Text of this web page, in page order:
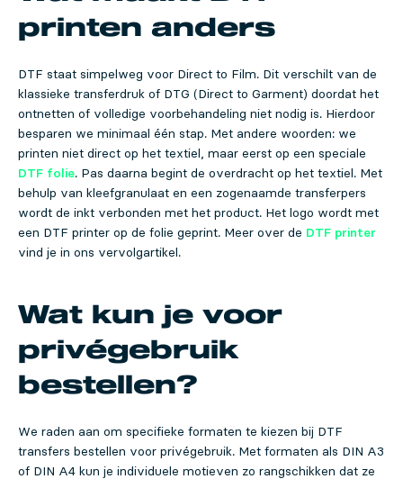
printen anders
DTF staat simpelweg voor Direct to Film. Dit verschilt van de
klassieke transferdruk of DTG (Direct to Garment) doordat het
ontnetten of volledige voorbehandeling niet nodig is. Hierdoor
besparen we minimaal één stap. Met andere woorden: we
printen niet direct op het textiel, maar eerst op een speciale
DTF folie. Pas daarna begint de overdracht op het textiel. Met
behulp van kleefgranulaat en een zogenaamde transferpers
wordt de inkt verbonden met het product. Het logo wordt met
een DTF printer op de folie geprint. Meer over de DTF printer
vind je in ons vervolgartikel.
Wat kun je voor
privégebruik
bestellen?
We raden aan om specifieke formaten te kiezen bij DTF
transfers bestellen voor privégebruik. Met formaten als DIN A3
of DIN A4 kun je individuele motieven zo rangschikken dat ze